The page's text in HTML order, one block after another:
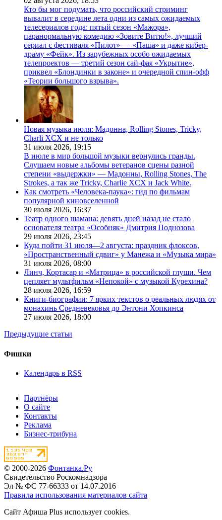
Кто бы мог подумать, что российский стриминг
вывалит в середине лета одни из самых ожидаемых
телесериалов года: пятый сезон «Мажора»,
паранормальную комедию «Зовите Витю!», лучший
сериал с фестиваля «Пилот» — «Паша» и даже кибер-
драму «Фейк». Из зарубежных особо ожидаемых
телепроектов — третий сезон сай-фая «Укрытие»,
приквел «Блондинки в законе» и очередной спин-офф
«Теории большого взрыва».
Новая музыка июля: Мадонна, Rolling Stones, Tricky,
Charli XCX и не только
31 июля 2026, 19:15
В июле в мир большой музыки вернулись гранды.
Слушаем новые альбомы ветеранов сцены разной
степени «выдержки» — Мадонны, Rolling Stones, The
Strokes, а так же Tricky, Charlie XCX и Jack White.
Как смотреть «Человека-паука»: гид по фильмам
популярной киновселенной
30 июля 2026, 16:37
Театр одного шамана: девять дней назад не стало
основателя театра «Особняк» Дмитрия Поднозова
29 июля 2026, 23:45
Куда пойти 31 июля—2 августа: праздник флоксов,
«Пространственный сдвиг» у Манежа и «Музыка мира»
31 июля 2026, 08:00
Линч, Кортасар и «Матрица» в российской глуши. Чем
цепляет мультфильм «Непокой» с музыкой Курехина?
28 июля 2026, 16:59
Книги-биографии: 7 ярких текстов о реальных людях от
монахинь Средневековья до Энтони Хопкинса
27 июля 2026, 18:00
Предыдущие статьи
Фишки
Календарь в RSS
Партнёры
О сайте
Контакты
Реклама
Бизнес-трибуна
© 2000-2026 Фонтанка.Ру
Свидетельство Роскомнадзора
Эл № ФС 77-66333 от 14.07.2016
Правила использования материалов сайта
Сайт Афиша Plus использует cookies.